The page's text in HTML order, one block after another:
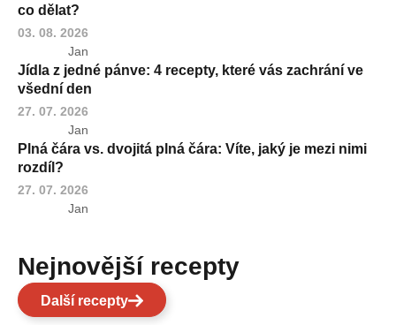
co dělat?
03. 08. 2026
Jan
Jídla z jedné pánve: 4 recepty, které vás zachrání ve
všední den
27. 07. 2026
Jan
Plná čára vs. dvojitá plná čára: Víte, jaký je mezi nimi
rozdíl?
27. 07. 2026
Jan
Nejnovější recepty
Další recepty